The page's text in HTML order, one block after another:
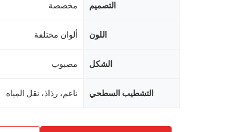
التصميم مخصصة
اللون ألوان مختلفة
الشكل مصبوب
التشطيب السطحي ناعم، رذاذ، نقل المياه